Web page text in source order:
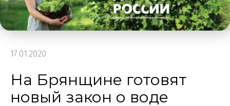
17.01.2020
На Брянщине готовят
новый закон о воде